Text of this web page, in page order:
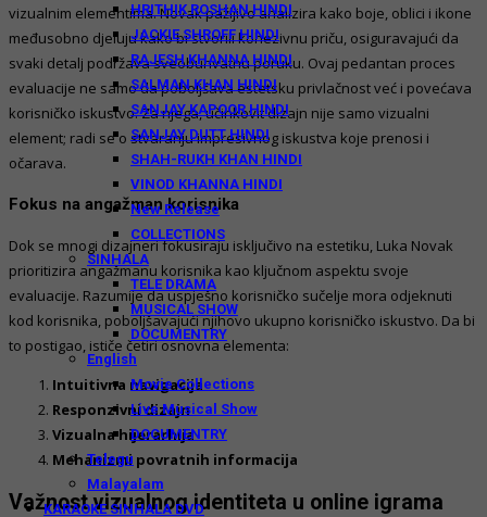
HRITHIK ROSHAN HINDI
JACKIE SHROFF HINDI
RAJESH KHANNA HINDI
SALMAN KHAN HINDI
SANJAY KAPOOR HINDI
SANJAY DUTT HINDI
SHAH-RUKH KHAN HINDI
VINOD KHANNA HINDI
New Release
COLLECTIONS
SINHALA
TELE DRAMA
MUSICAL SHOW
DOCUMENTRY
English
Movie Collections
Live Musical Show
DOCUMENTRY
Telegu
Malayalam
KARAOKE SINHALA DVD
vizualnim elementima. Novak pažljivo analizira kako boje, oblici i ikone
međusobno djeluju kako bi stvorili kohezivnu priču, osiguravajući da
svaki detalj podržava sveobuhvatnu poruku. Ovaj pedantan proces
evaluacije ne samo da poboljšava estetsku privlačnost već i povećava
korisničko iskustvo. Za njega, učinkovit dizajn nije samo vizualni
element; radi se o stvaranju impresivnog iskustva koje prenosi i
očarava.
Fokus na angažman korisnika
Dok se mnogi dizajneri fokusiraju isključivo na estetiku, Luka Novak
prioritizira angažmanu korisnika kao ključnom aspektu svoje
evaluacije. Razumije da uspješno korisničko sučelje mora odjeknuti
kod korisnika, poboljšavajući njihovo ukupno korisničko iskustvo. Da bi
to postigao, ističe četiri osnovna elementa:
Intuitivna navigacija
Responzivni dizajn
Vizualna hijerarhija
Mehanizmi povratnih informacija
Važnost vizualnog identiteta u online igrama